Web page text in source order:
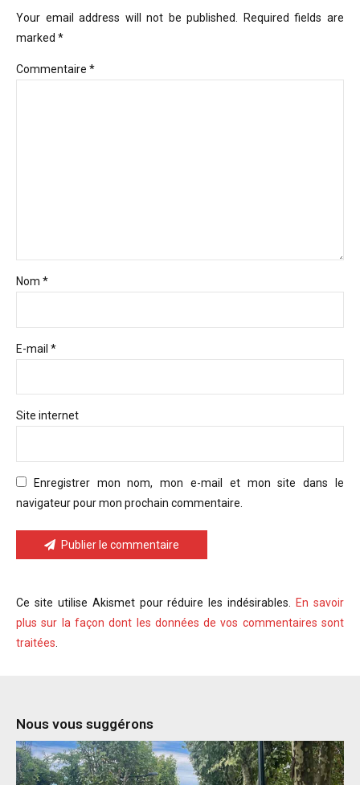
Your email address will not be published. Required fields are
marked *
Commentaire *
Nom *
E-mail *
Site internet
Enregistrer mon nom, mon e-mail et mon site dans le
navigateur pour mon prochain commentaire.
Publier le commentaire
Ce site utilise Akismet pour réduire les indésirables. En savoir
plus sur la façon dont les données de vos commentaires sont
traitées.
Nous vous suggérons